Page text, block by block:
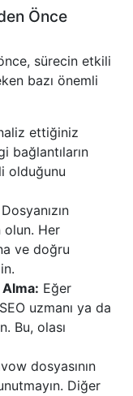
Önce
sürecin etkili
bazı önemli
ettiğiniz
bağlantıların
olduğunu
Dosyanızın
olun. Her
ve doğru
Eğer
uzmanı ya da
Bu, olası
dosyasının
Diğer